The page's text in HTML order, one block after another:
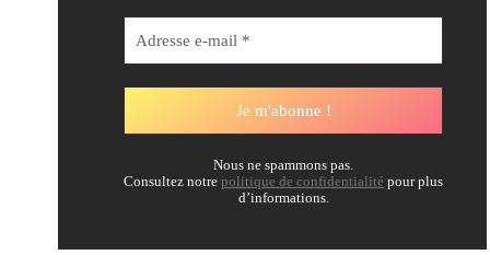
Nous ne spammons pas.
Consultez notre politique de confidentialité pour plus
d’informations.